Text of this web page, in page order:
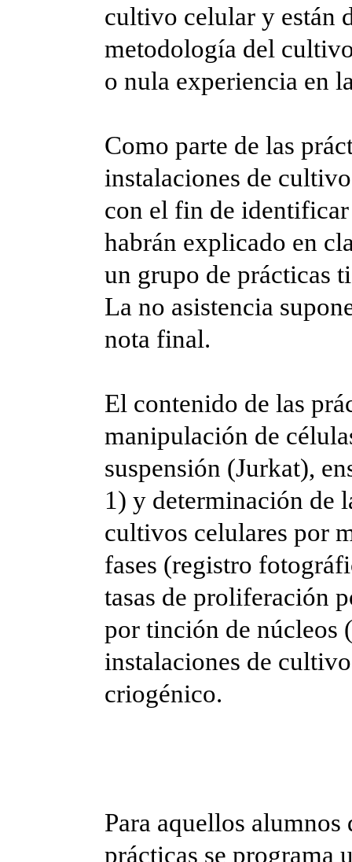
cultivo celular y están
metodología del
o nula experiencia en
Como parte de las
instalaciones de
con el fin de identificar
habrán explicado en
un grupo de prácticas
La no asistencia
nota final.
El contenido de las
manipulación de
suspensión (Jurkat),
1) y determinación de
cultivos celulares por
fases (registro
tasas de proliferación
por tinción de núcleos
instalaciones de
criogénico.
Para aquellos
prácticas se programa